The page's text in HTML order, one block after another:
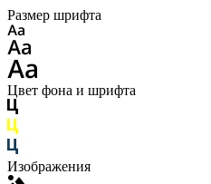
Размер шрифта
Цвет фона и шрифта
Изображения